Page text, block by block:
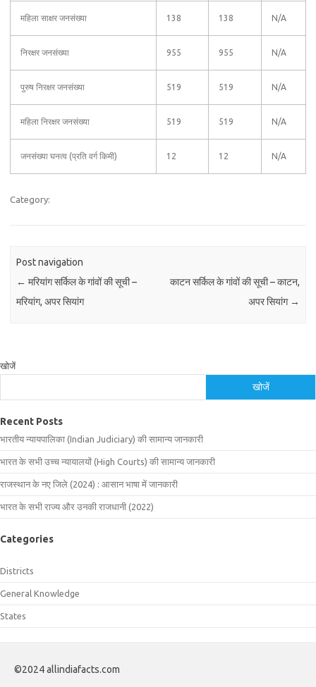
महिला साक्षर जनसंख्या 138 138 N/A
निरक्षर जनसंख्या 955 955 N/A
पुरुष निरक्षर जनसंख्या 519 519 N/A
महिला निरक्षर जनसंख्या 519 519 N/A
जनसंख्या घनत्व (प्रति वर्ग किमी) 12 12 N/A
Category:
Post navigation
← मरियांग सर्किल के गांवों की सूची –
मरियांग, अपर सियांग
काटन सर्किल के गांवों की सूची – काटन,
अपर सियांग →
खोजें
खोजें
Recent Posts
भारतीय न्यायपालिका (Indian Judiciary) की सामान्य जानकारी
भारत के सभी उच्च न्यायालयों (High Courts) की सामान्य जानकारी
राजस्थान के नए जिले (2024) : आसान भाषा में जानकारी
भारत के सभी राज्य और उनकी राजधानी (2022)
Categories
Districts
General Knowledge
States
©2024 allindiafacts.com